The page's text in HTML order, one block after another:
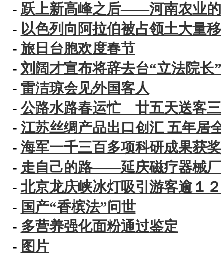
-跃上新高峰之后——河南农业
- 以色列向阿拉伯被占领土大量
- 旅日台胞欢度春节
- 刘阔才宣布将辞去台“立法院长
- 雷洁琼会见外国客人
- 公路水路春运忙 廿五天送客
- 江苏丝绸产品出口创汇 五年居
- 海军一千三百多项科研成果获奖
- 走自己的路——延庆磁疗器械
- 北京龙庆峡冰灯吸引游客逾１
- 国产“香槟法”问世
- 多营养强化面粉通过鉴定
- 图片